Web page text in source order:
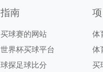
指南
买球赛的网站
世界杯买球平台
球探足球比分
体
体
买